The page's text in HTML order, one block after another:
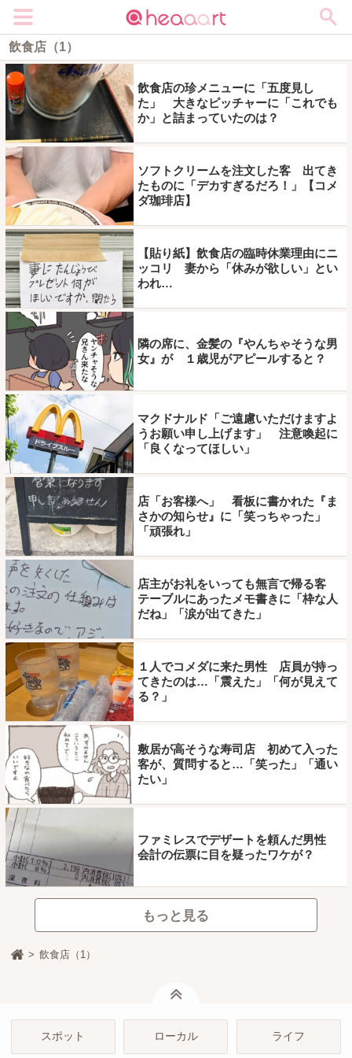
飲食店（1）
飲食店の珍メニューに「五度見し
た」 大きなピッチャーに「これでも
か」と詰まっていたのは？
ソフトクリームを注文した客 出てき
たものに「デカすぎるだろ！」【コメ
ダ珈琲店】
【貼り紙】飲食店の臨時休業理由にニ
ッコリ 妻から「休みが欲しい」とい
われ…
隣の席に、金髪の『やんちゃそうな男
女』が １歳児がアピールすると？
マクドナルド「ご遠慮いただけますよ
うお願い申し上げます」 注意喚起に
「良くなってほしい」
店「お客様へ」 看板に書かれた『ま
さかの知らせ』に「笑っちゃった」
「頑張れ」
店主がお礼をいっても無言で帰る客
テーブルにあったメモ書きに「枠な人
だね」「涙が出てきた」
１人でコメダに来た男性 店員が持っ
てきたのは…「震えた」「何が見えて
る？」
敷居が高そうな寿司店 初めて入った
客が、質問すると…「笑った」「通い
たい」
ファミレスでデザートを頼んだ男性
会計の伝票に目を疑ったワケが？
もっと見る
飲食店（1）
スポット ローカル ライフ